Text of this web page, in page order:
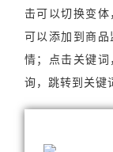
击可以切换变
可以添加到商
情；点击关键
询，跳转到关键